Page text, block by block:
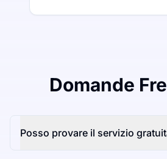
Domande
Posso provare il servizio